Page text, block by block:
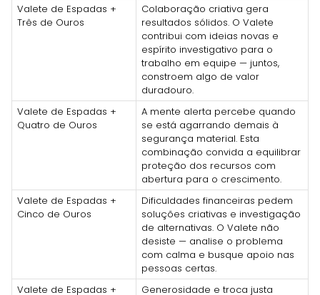
Valete de Espadas +
Três de Ouros
Colaboração criativa gera
resultados sólidos. O Valete
contribui com ideias novas e
espírito investigativo para o
trabalho em equipe — juntos,
constroem algo de valor
duradouro.
Valete de Espadas +
Quatro de Ouros
A mente alerta percebe quando
se está agarrando demais à
segurança material. Esta
combinação convida a equilibrar
proteção dos recursos com
abertura para o crescimento.
Valete de Espadas +
Cinco de Ouros
Dificuldades financeiras pedem
soluções criativas e investigação
de alternativas. O Valete não
desiste — analise o problema
com calma e busque apoio nas
pessoas certas.
Valete de Espadas +
Generosidade e troca justa